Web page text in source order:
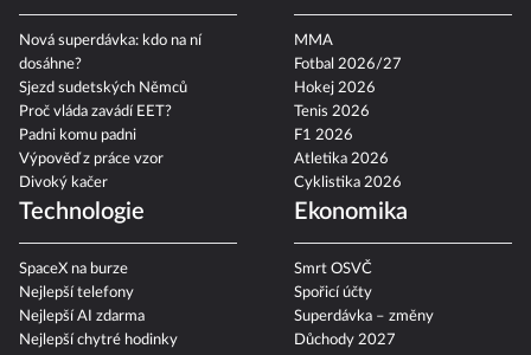
Nová superdávka: kdo na ní
dosáhne?
Sjezd sudetských Němců
Proč vláda zavádí EET?
Padni komu padni
Výpověď z práce vzor
Divoký kačer
MMA
Fotbal 2026/27
Hokej 2026
Tenis 2026
F1 2026
Atletika 2026
Cyklistika 2026
Technologie
SpaceX na burze
Nejlepší telefony
Nejlepší AI zdarma
Nejlepší chytré hodinky
Ekonomika
Smrt OSVČ
Spořicí účty
Superdávka – změny
Důchody 2027